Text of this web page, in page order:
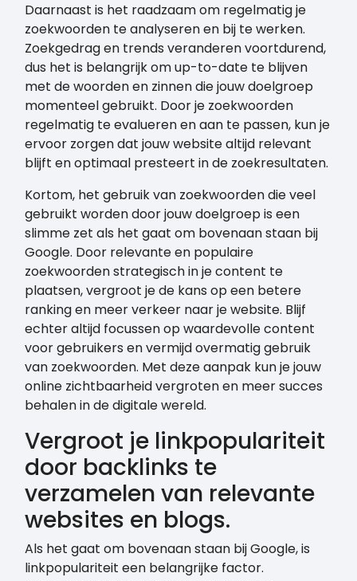
Daarnaast is het raadzaam om regelmatig je
zoekwoorden te analyseren en bij te werken.
Zoekgedrag en trends veranderen voortdurend,
dus het is belangrijk om up-to-date te blijven
met de woorden en zinnen die jouw doelgroep
momenteel gebruikt. Door je zoekwoorden
regelmatig te evalueren en aan te passen, kun je
ervoor zorgen dat jouw website altijd relevant
blijft en optimaal presteert in de zoekresultaten.
Kortom, het gebruik van zoekwoorden die veel
gebruikt worden door jouw doelgroep is een
slimme zet als het gaat om bovenaan staan bij
Google. Door relevante en populaire
zoekwoorden strategisch in je content te
plaatsen, vergroot je de kans op een betere
ranking en meer verkeer naar je website. Blijf
echter altijd focussen op waardevolle content
voor gebruikers en vermijd overmatig gebruik
van zoekwoorden. Met deze aanpak kun je jouw
online zichtbaarheid vergroten en meer succes
behalen in de digitale wereld.
Vergroot je linkpopulariteit
door backlinks te
verzamelen van relevante
websites en blogs.
Als het gaat om bovenaan staan bij Google, is
linkpopulariteit een belangrijke factor.